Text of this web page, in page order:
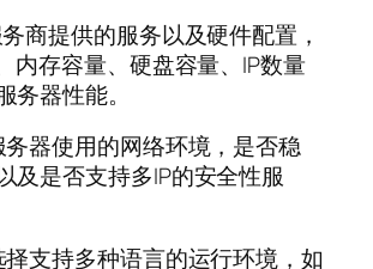
商提供的服务以及硬件配置，
内存容量、硬盘容量、IP数量
务器性能。
器使用的网络环境，是否稳
及是否支持多IP的安全性服
支持多种语言的运行环境，如